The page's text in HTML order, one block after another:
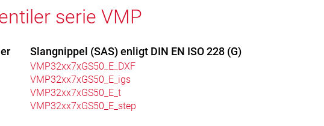
serie VMP
Slangnippel (SAS) enligt DIN EN ISO 228 (G)
VMP32xx7xGS50_E_DXF
VMP32xx7xGS50_E_igs
VMP32xx7xGS50_E_t
VMP32xx7xGS50_E_step